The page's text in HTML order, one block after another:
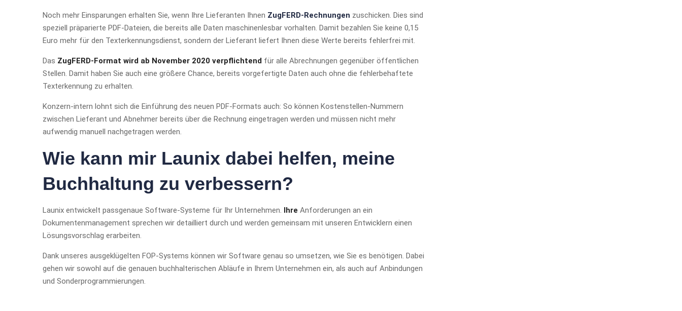
Noch mehr Einsparungen erhalten Sie, wenn Ihre Lieferanten Ihnen ZugFERD-Rechnungen zuschicken. Dies sind
speziell präparierte PDF-Dateien, die bereits alle Daten maschinenlesbar vorhalten. Damit bezahlen Sie keine 0,15
Euro mehr für den Texterkennungsdienst, sondern der Lieferant liefert Ihnen diese Werte bereits fehlerfrei mit.
Das ZugFERD-Format wird ab November 2020 verpflichtend für alle Abrechnungen gegenüber öffentlichen
Stellen. Damit haben Sie auch eine größere Chance, bereits vorgefertigte Daten auch ohne die fehlerbehaftete
Texterkennung zu erhalten.
Konzern-intern lohnt sich die Einführung des neuen PDF-Formats auch: So können Kostenstellen-Nummern
zwischen Lieferant und Abnehmer bereits über die Rechnung eingetragen werden und müssen nicht mehr
aufwendig manuell nachgetragen werden.
Wie kann mir Launix dabei helfen, meine
Buchhaltung zu verbessern?
Launix entwickelt passgenaue Software-Systeme für Ihr Unternehmen. Ihre Anforderungen an ein
Dokumentenmanagement sprechen wir detailliert durch und werden gemeinsam mit unseren Entwicklern einen
Lösungsvorschlag erarbeiten.
Dank unseres ausgeklügelten FOP-Systems können wir Software genau so umsetzen, wie Sie es benötigen. Dabei
gehen wir sowohl auf die genauen buchhalterischen Abläufe in Ihrem Unternehmen ein, als auch auf Anbindungen
und Sonderprogrammierungen.